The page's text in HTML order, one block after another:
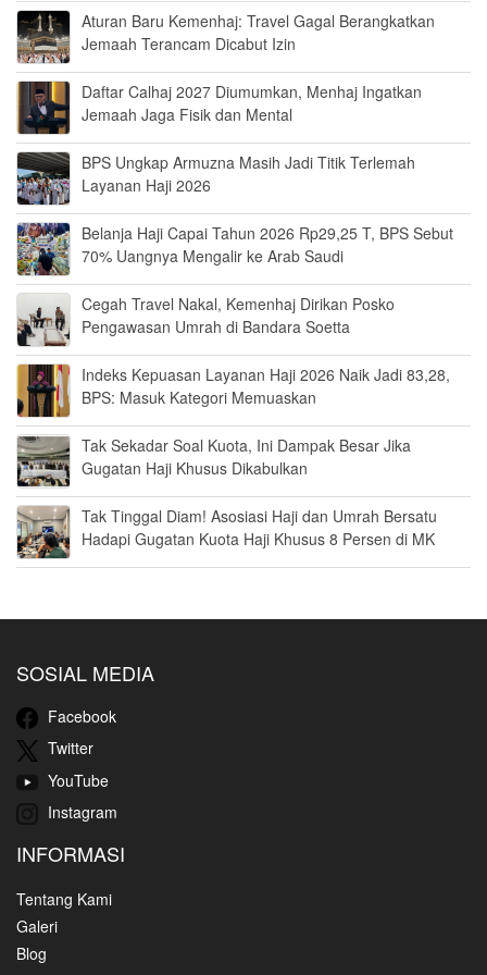
Aturan Baru Kemenhaj: Travel Gagal Berangkatkan
Jemaah Terancam Dicabut Izin
Daftar Calhaj 2027 Diumumkan, Menhaj Ingatkan
Jemaah Jaga Fisik dan Mental
BPS Ungkap Armuzna Masih Jadi Titik Terlemah
Layanan Haji 2026
Belanja Haji Capai Tahun 2026 Rp29,25 T, BPS Sebut
70% Uangnya Mengalir ke Arab Saudi
Cegah Travel Nakal, Kemenhaj Dirikan Posko
Pengawasan Umrah di Bandara Soetta
Indeks Kepuasan Layanan Haji 2026 Naik Jadi 83,28,
BPS: Masuk Kategori Memuaskan
Tak Sekadar Soal Kuota, Ini Dampak Besar Jika
Gugatan Haji Khusus Dikabulkan
Tak Tinggal Diam! Asosiasi Haji dan Umrah Bersatu
Hadapi Gugatan Kuota Haji Khusus 8 Persen di MK
SOSIAL MEDIA
Facebook
Twitter
YouTube
Instagram
INFORMASI
Tentang Kami
Galeri
Blog